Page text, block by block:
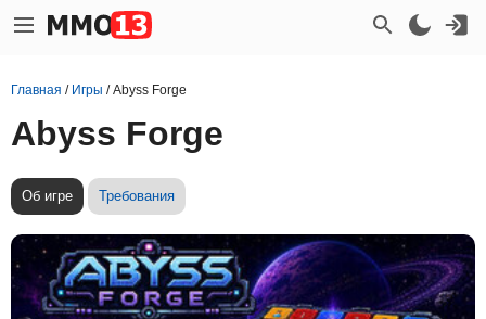
Главная / Игры /Abyss Forge
Abyss Forge
Об игре Требования